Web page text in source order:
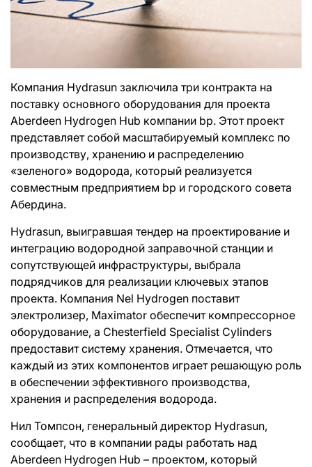
Компания Hydrasun заключила три контракта на
поставку основного оборудования для проекта
Aberdeen Hydrogen Hub компании bp. Этот проект
представляет собой масштабируемый комплекс по
производству, хранению и распределению
«зеленого» водорода, который реализуется
совместным предприятием bp и городского совета
Абердина.
Hydrasun, выигравшая тендер на проектирование и
интеграцию водородной заправочной станции и
сопутствующей инфраструктуры, выбрала
подрядчиков для реализации ключевых этапов
проекта. Компания Nel Hydrogen поставит
электролизер, Maximator обеспечит компрессорное
оборудование, а Chesterfield Specialist Cylinders
предоставит систему хранения. Отмечается, что
каждый из этих компонентов играет решающую роль
в обеспечении эффективного производства,
хранения и распределения водорода.
Нил Томпсон, генеральный директор Hydrasun,
сообщает, что в компании рады работать над
Aberdeen Hydrogen Hub – проектом, который